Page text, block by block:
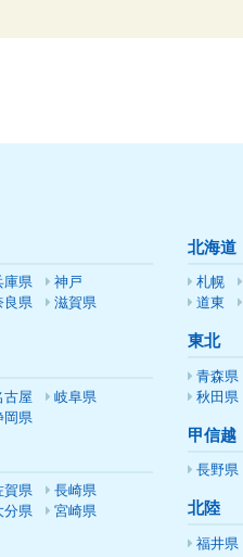
庫県
神戸
良県
滋賀県
古屋
岐阜県
岡県
賀県
長崎県
分県
宮崎県
北海道
札幌
道東
東北
青森県
秋田県
甲信越
長野県
北陸
福井県